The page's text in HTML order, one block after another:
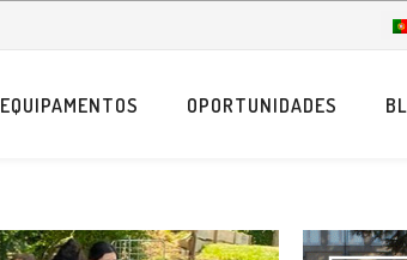
EQUIPAMENTOS OPORTUNIDADES